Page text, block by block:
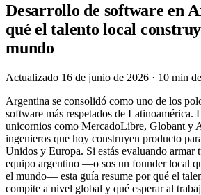
Desarrollo de software en
qué el talento local
mundo
Actualizado 16 de junio de 2026 · 10 min
Argentina se consolidó como uno de los
software más respetados de Latinoamérica.
unicornios como MercadoLibre, Globant y
ingenieros que hoy construyen producto
Unidos y Europa. Si estás evaluando armar
equipo argentino —o sos un founder local
el mundo— esta guía resume por qué el
compite a nivel global y qué esperar al